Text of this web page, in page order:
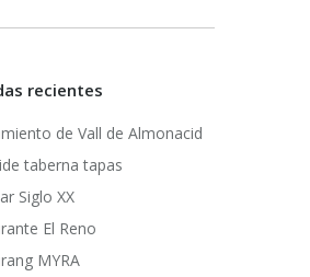
recientes
de Vall de Almonacid
taberna tapas
Siglo XX
El Reno
MYRA